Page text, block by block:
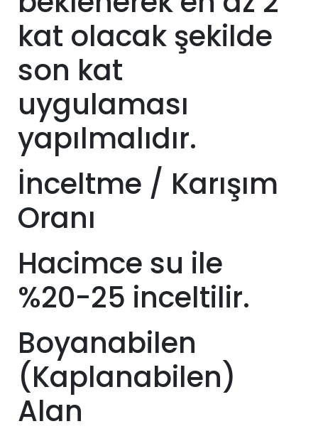
kat olacak şekilde
son kat
uygulaması
yapılmalıdır.
İnceltme / Karışım
Oranı
Hacimce su ile
%20-25 inceltilir.
Boyanabilen
(Kaplanabilen)
Alan